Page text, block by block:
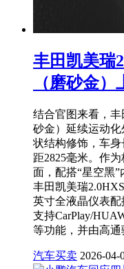
丰田凯美瑞
（磨砂金）
结合官图来看，丰
砂金）延续运动
状结构修饰，车身
距2825毫米。作
面，配搭“星空黑”
丰田凯美瑞
英寸全液晶仪表
支持CarPlay/
等功能，并由高通
汽车买卖 2026-04-